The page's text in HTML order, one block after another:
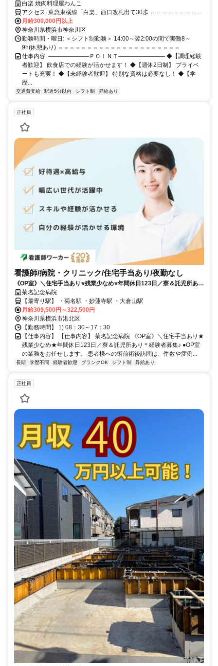
歓迎！
白楽 焼肉料理屋わんこ
アクセス: 東急東横線「白楽」西口改札出て30歩 ＝＝＝＝＝＝＝＝＝
＝＝＝＝＝＝＝＝＝＝＝＝
月給300,000円以上
神奈川県横浜市神奈川区
勤務時間・曜日: ＜シフト制勤務＞ 14:00～翌2:00の間で実働8～
9h(休憩あり) ＝＝＝＝＝＝＝＝＝＝＝＝＝＝＝＝＝＝＝＝＝
仕事内容: ―――――――ＰＯＩＮＴ―――――――― ◆【調理経験
者歓迎】 飲食店での経験が活かせます！ ◆【週休2日制】 プライベ
ートも充実！ ◆【未経験者歓迎】 特別な資格は必要なし！ ◆【学
歴...
交通費支給 駅近5分以内 シフト制 昇給あり
正社員
看護師/病院・クリニック/住宅手当あり/夜勤なし
《OP室》＼住宅手当あり⭐残業少なめ⭐年間休日123日／寮＆託児所あり
✨経験者募集✨
菊名記念病院
【最寄り駅】 ・菊名駅 ・妙蓮寺駅 ・大倉山駅
月給309,500円～322,500円
神奈川県横浜市港北区
【勤務時間】 1) 08：30～17：30
【仕事内容】 【仕事内容】 菊名記念病院 《OP室》＼住宅手当あり★
残業少なめ★年間休日123日／寮＆託児所あり＊経験者募集♪ ●OP室
の業務をお任せします。 患者様への術前術後訪問は、件数や症例...
長期 学歴不問 経験者歓迎 ブランクOK シフト制 昇給あり
正社員